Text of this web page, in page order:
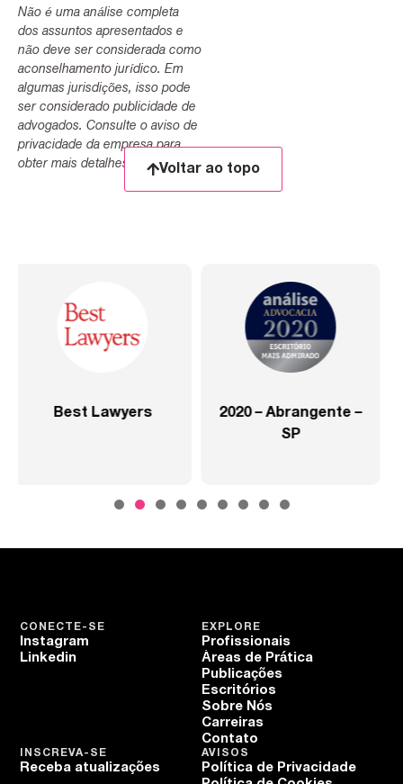
Não é uma análise completa
dos assuntos apresentados e
não deve ser considerada como
aconselhamento jurídico. Em
algumas jurisdições, isso pode
ser considerado publicidade de
advogados. Consulte o aviso de
privacidade da empresa para
obter mais detalhes.
Voltar ao topo
2020 – Abrangente –
2020 – Abrangente –
Setor Saúde
EXPLORE
Profissionais
Áreas de Prática
Publicações
Escritórios
Sobre Nós
Carreiras
Contato
CONECTE-SE
Instagram
Linkedin
AVISOS
Política de Privacidade
INSCREVA-SE
Receba atualizações